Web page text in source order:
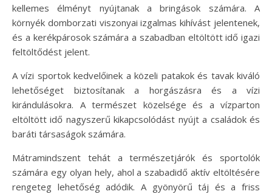
kellemes élményt nyújtanak a bringások számára. A
környék domborzati viszonyai izgalmas kihívást jelentenek,
és a kerékpárosok számára a szabadban eltöltött idő igazi
feltöltődést jelent.
A vízi sportok kedvelőinek a közeli patakok és tavak kiváló
lehetőséget biztosítanak a horgászásra és a vízi
kirándulásokra. A természet közelsége és a vízparton
eltöltött idő nagyszerű kikapcsolódást nyújt a családok és
baráti társaságok számára.
Mátramindszent tehát a természetjárók és sportolók
számára egy olyan hely, ahol a szabadidő aktív eltöltésére
rengeteg lehetőség adódik. A gyönyörű táj és a friss